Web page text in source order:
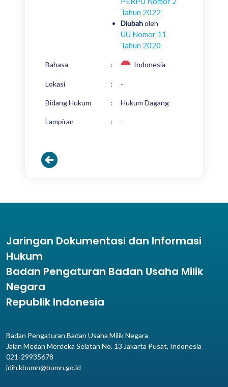
Tahun 2022
Diubaholeh
UU Nomor 11
Tahun 2020
Bahasa : Indonesia
Lokasi : -
Bidang Hukum : Hukum Dagang
Lampiran : -
Jaringan Dokumentasi dan Informasi
Hukum
Badan Pengaturan Badan Usaha Milik
Negara
Republik Indonesia
Badan Pengaturan Badan Usaha Milik Negara
Jalan Medan Merdeka Selatan No. 13 Jakarta Pusat, Indonesia
021-29935678
jdih.kbumn@bumn.go.id